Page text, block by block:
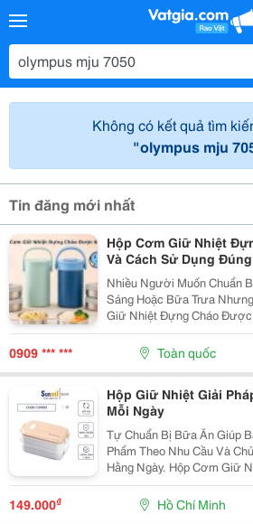
Không có kết quả tìm
"olympus mju
Tin đăng mới nhất
Hộp Cơm Giữ Nhiệt
Và Cách Sử Dụng
Nhiều Người Muốn Chuẩn
Sáng Hoặc Bữa Trưa
Giữ Nhiệt Đựng Cháo
Dụng Đúng Cách, Hộp
Thể Đáp Ứng Nhu Cầu
Được Hương...
0909 *** *** Toàn quốc
Hộp Giữ Nhiệt Giải
Mỗi Ngày
Tự Chuẩn Bị Bữa Ăn Giúp
Phẩm Theo Nhu Cầu Và
Hằng Ngày. Hộp Cơm Giữ
Để Mang Cơm Đến
Dụng Trong Những Chuyến Đi. Ưu Tiên Thiết Kế
Nhiều...
149.000₫ Hồ Chí Minh